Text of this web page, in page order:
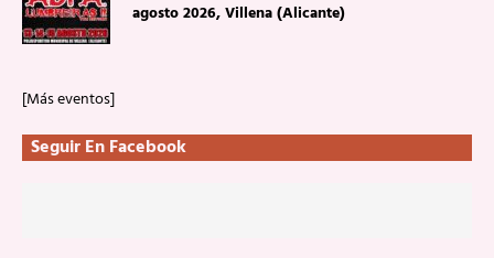
agosto 2026, Villena (Alicante)
[Más eventos]
Seguir En Facebook